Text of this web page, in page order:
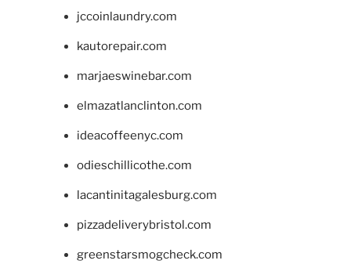
jccoinlaundry.com
kautorepair.com
marjaeswinebar.com
elmazatlanclinton.com
ideacoffeenyc.com
odieschillicothe.com
lacantinitagalesburg.com
pizzadeliverybristol.com
greenstarsmogcheck.com